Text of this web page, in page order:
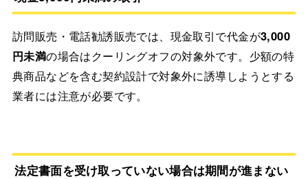
訪問販売・電話勧誘販売では、現金取引で代金が3,000
円未満の場合はクーリングオフの対象外です。少額の特
典商品などを含む契約設計で対象外に誘導しようとする
業者には注意が必要です。
法定書面を受け取っていない場合は期間が進まない